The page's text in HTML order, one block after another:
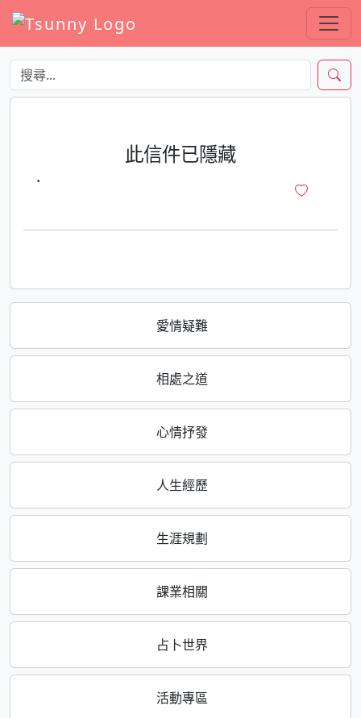
愛情疑難
相處之道
心情抒發
人生經歷
生涯規劃
課業相關
占卜世界
活動專區
此信件已隱藏
·